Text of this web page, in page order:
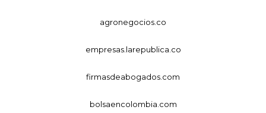
agronegocios.co
empresas.larepublica.co
firmasdeabogados.com
bolsaencolombia.com